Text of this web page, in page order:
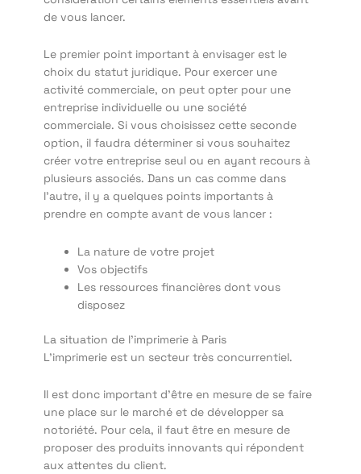
de vous lancer.
Le premier point important à envisager est le
choix du statut juridique. Pour exercer une
activité commerciale, on peut opter pour une
entreprise individuelle ou une société
commerciale. Si vous choisissez cette seconde
option, il faudra déterminer si vous souhaitez
créer votre entreprise seul ou en ayant recours à
plusieurs associés. Dans un cas comme dans
l’autre, il y a quelques points importants à
prendre en compte avant de vous lancer :
La nature de votre projet
Vos objectifs
Les ressources financières dont vous
disposez
La situation de l’imprimerie à Paris
L’imprimerie est un secteur très concurrentiel.
Il est donc important d’être en mesure de se faire
une place sur le marché et de développer sa
notoriété. Pour cela, il faut être en mesure de
proposer des produits innovants qui répondent
aux attentes du client.